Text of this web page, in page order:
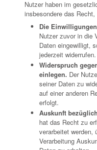
Nutzer haben im
insbesondere das
Die
Nutzer zuvor in die
Daten eingewilligt,
jederzeit widerrufen.
Widerspruch
einlegen. Der
seiner Daten zu
auf einer anderen
erfolgt.
Auskunft
hat das Recht zu
verarbeitet werden,
Verarbeitung